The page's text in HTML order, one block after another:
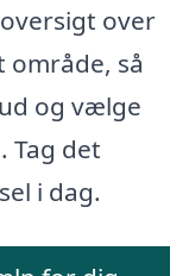
over
så
og vælge
Tag det
i dag.